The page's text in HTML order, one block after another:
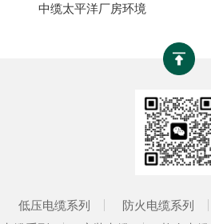
中缆太平洋厂房环境
低压电缆系列 防火电缆系列